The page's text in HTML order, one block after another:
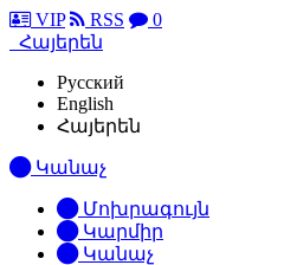
VIP RSS
0
Հայերեն
Русский
English
Հայերեն
Կանաչ
Մոխրագույն
Կարմիր
Կանաչ